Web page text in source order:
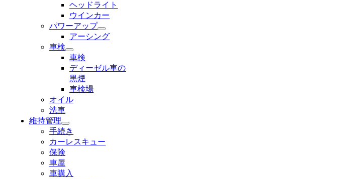
ヘッドライト
ウインカー
パワーアップ
アーシング
車検
車検
ディーゼル車の
黒煙
車検場
オイル
洗車
維持管理
手続き
カーレスキュー
保険
車屋
車購入